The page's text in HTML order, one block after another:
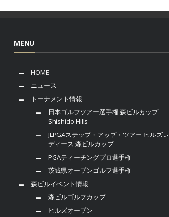
MENU
HOME
ニュース
トーナメント情報
日本ゴルフツアー選手権 森ビルカップ
Shishido Hills
JLPGAステップ・アップ・ツアー ヒルズレ
ディース 森ビルカップ
PGAティーチングプロ選手権
茨城県オープンゴルフ選手権
森ビルイベント情報
森ビルゴルフカップ
ヒルズオープン